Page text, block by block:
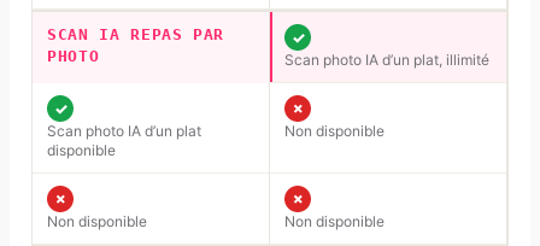
SCAN IA REPAS PAR
PHOTO
✓
Scan photo IA d’un plat, illimité
✓
Scan photo IA d’un plat
disponible
✗
Non disponible
✗
Non disponible
✗
Non disponible